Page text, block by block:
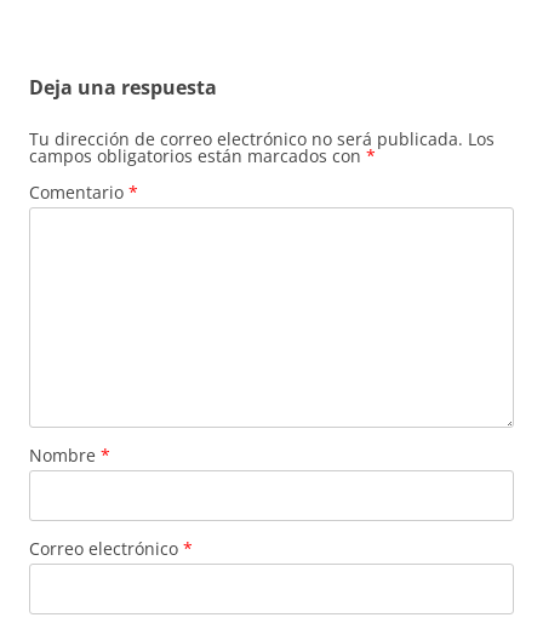
Deja una respuesta
Tu dirección de correo electrónico no será publicada. Los
campos obligatorios están marcados con *
Comentario *
Nombre *
Correo electrónico *